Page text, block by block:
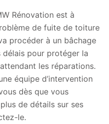
Rénovation est à
de fuite de toiture
procéder à un bâchage
pour protéger la
les réparations.
équipe d’intervention
dès que vous
de détails sur ses
le.